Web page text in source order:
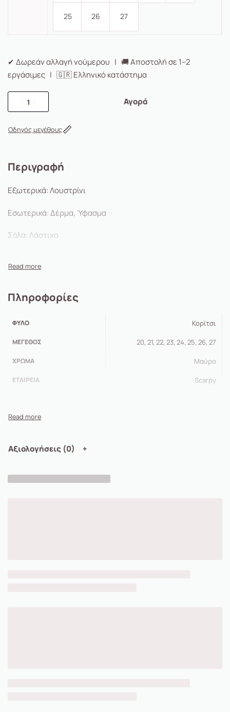
25 26 27
✔ Δωρεάν αλλαγή νούμερου | 🚚 Αποστολή σε 1–2
εργάσιμες | 🇬🇷 Ελληνικό κατάστημα
Αγορά
Οδηγός μεγέθους
Περιγραφή
Εξωτερικά: Λουστρίνι
Εσωτερικά: Δέρμα, Ύφασμα
Σόλα: Λάστιχο
Πληροφορίες
ΦΎΛΟ Κορίτσι
ΜΈΓΕΘΟΣ 20, 21, 22, 23, 24, 25, 26, 27
ΧΡΏΜΑ Μαύρο
ΕΤΑΙΡΕΊΑ Scarpy
Αξιολογήσεις (0)